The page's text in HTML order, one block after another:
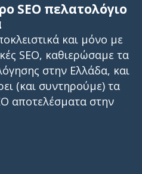
SEO πελατολόγιο
και μόνο με
SEO, καθιερώσαμε τα
στην Ελλάδα, και
(και συντηρούμε) τα
αποτελέσματα στην